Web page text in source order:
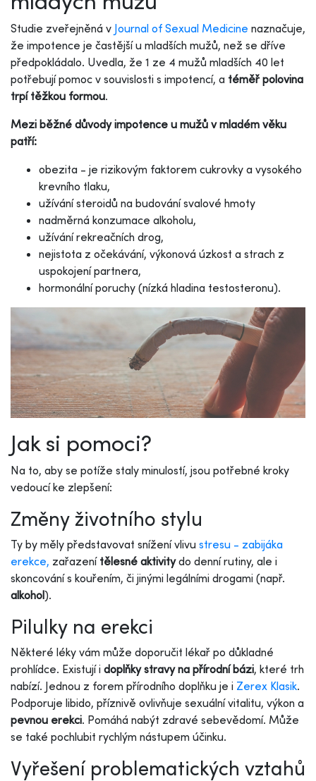
Studie zveřejněná v Journal of Sexual Medicine naznačuje,
že impotence je častější u mladších mužů, než se dříve
předpokládalo. Uvedla, že 1 ze 4 mužů mladších 40 let
potřebují pomoc v souvislosti s impotencí, a téměř polovina
trpí těžkou formou.
Mezi běžné důvody impotence u mužů v mladém věku
patří:
obezita - je rizikovým faktorem cukrovky a vysokého
krevního tlaku,
užívání steroidů na budování svalové hmoty
nadměrná konzumace alkoholu,
užívání rekreačních drog,
nejistota z očekávání, výkonová úzkost a strach z
uspokojení partnera,
hormonální poruchy (nízká hladina testosteronu).
Jak si pomoci?
Na to, aby se potíže staly minulostí, jsou potřebné kroky
vedoucí ke zlepšení:
Změny životního stylu
Ty by měly představovat snížení vlivu stresu - zabijáka
erekce, zařazení tělesné aktivitydo denní rutiny, ale i
skoncování s kouřením, či jinými legálními drogami (např.
alkohol).
Pilulky na erekci
Některé léky vám může doporučit lékař po důkladné
prohlídce. Existují i doplňky stravy na přírodní bázi, které trh
nabízí. Jednou z forem přírodního doplňku je i Zerex Klasik.
Podporuje libido, příznivě ovlivňuje sexuální vitalitu, výkon a
pevnou erekci. Pomáhá nabýt zdravé sebevědomí. Může
se také pochlubit rychlým nástupem účinku.
Vyřešení problematických vztahů